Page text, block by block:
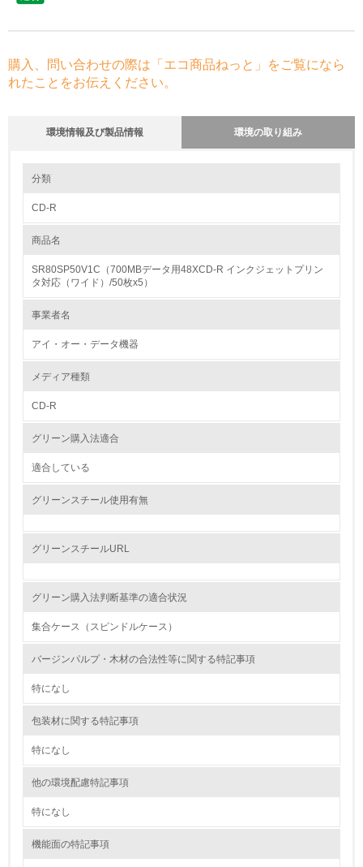
購入、問い合わせの際は「エコ商品ねっと」をご覧になら
れたことをお伝えください。
環境情報及び製品情報 環境の取り組み
1.環境取り組み体制
環境方針を持っている
環境対応の責任体制を定めている
環境問題に関する従業員教育を行っている
自社に関係する主要な環境法規制を把握し、順守している
かしている
6.
従業員が環境方針に基づいて自分の業務の中で行うべき環
→ 導入している規格名
第三者認証を取得している
分類
CD-R
商品名
SR80SP50V1C（700MBデータ用48XCD-R インクジェットプリン
タ対応（ワイド）/50枚x5）
事業者名
アイ・オー・データ機器
メディア種類
CD-R
グリーン購入法適合
適合している
グリーンスチール使用有無
グリーンスチールURL
グリーン購入法判断基準の適合状況
集合ケース（スピンドルケース）
バージンパルプ・木材の合法性等に関する特記事項
特になし
包装材に関する特記事項
特になし
他の環境配慮特記事項
特になし
機能面の特記事項